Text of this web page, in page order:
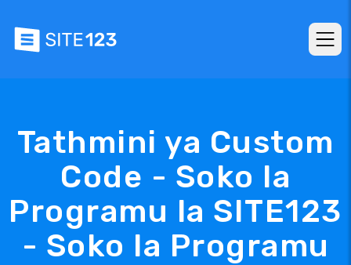
Tathmini ya Custom
Code - Soko la
Programu la SITE123
- Soko la Programu